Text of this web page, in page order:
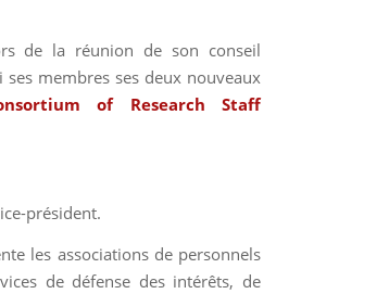
de la réunion de son conseil
membres ses deux nouveaux
of Research Staff
président.
les associations de personnels
de défense des intérêts, de